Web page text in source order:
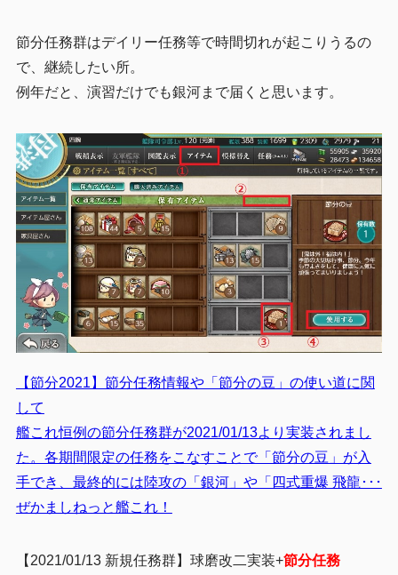
節分任務群はデイリー任務等で時間切れが起こりうるの
で、継続したい所。
例年だと、演習だけでも銀河まで届くと思います。
【節分2021】節分任務情報や「節分の豆」の使い道に関
して
艦これ恒例の節分任務群が2021/01/13より実装されまし
た。各期間限定の任務をこなすことで「節分の豆」が入
手でき、最終的には陸攻の「銀河」や「四式重爆 飛龍･･･
ぜかましねっと艦これ！
【2021/01/13 新規任務群】球磨改二実装+節分任務